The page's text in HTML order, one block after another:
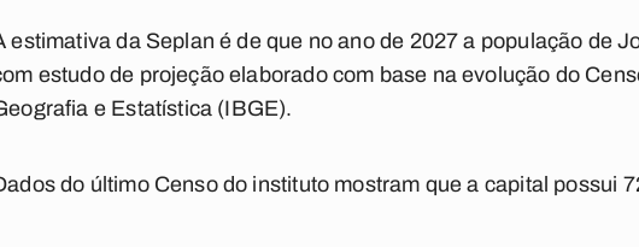
estimativa da Seplan é de que no ano de 2027 a população de
estudo de projeção elaborado com base na evolução do
e Estatística (IBGE).
do último Censo do instituto mostram que a capital possui